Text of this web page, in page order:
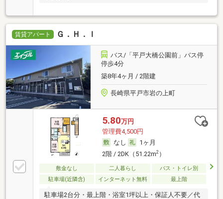
賃貸アパート Ｇ．Ｈ．Ｉ
バス/「平戸大橋公園前」バス停
停歩4分
築8年4ヶ月 / 2階建
長崎県平戸市岩の上町
5.80万円
管理費4,500円
なし
1ヶ月
2階 / 2DK（51.22m2）
敷金なし 二人暮らし
バス・トイレ別
駐車場(近隣含)
インターネット無料 最上階
駐車場2台分・最上階・浴室1坪以上・保証人不要／代